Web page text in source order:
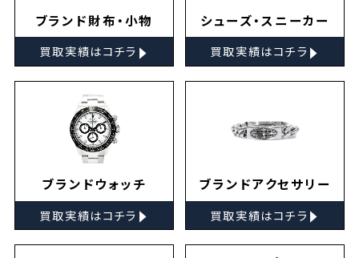
ブランド財布・小物
買取実績はコチラ ▸
シューズ・スニーカー
買取実績はコチラ ▸
ブランドウォッチ
買取実績はコチラ ▸
ブランドアクセサリー
買取実績はコチラ ▸